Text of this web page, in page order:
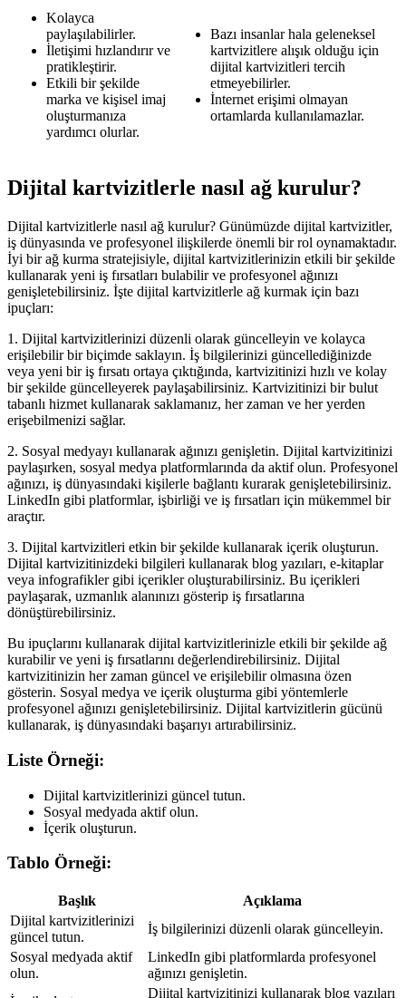
Kolayca
paylaşılabilirler.
İletişimi hızlandırır ve
pratikleştirir.
Etkili bir şekilde
marka ve kişisel imaj
oluşturmanıza
yardımcı olurlar.
Bazı insanlar hala geleneksel
kartvizitlere alışık olduğu için
dijital kartvizitleri tercih
etmeyebilirler.
İnternet erişimi olmayan
ortamlarda kullanılamazlar.
Dijital kartvizitlerle nasıl ağ kurulur?
Dijital kartvizitlerle nasıl ağ kurulur? Günümüzde dijital kartvizitler,
iş dünyasında ve profesyonel ilişkilerde önemli bir rol oynamaktadır.
İyi bir ağ kurma stratejisiyle, dijital kartvizitlerinizin etkili bir şekilde
kullanarak yeni iş fırsatları bulabilir ve profesyonel ağınızı
genişletebilirsiniz. İşte dijital kartvizitlerle ağ kurmak için bazı
ipuçları:
1. Dijital kartvizitlerinizi düzenli olarak güncelleyin ve kolayca
erişilebilir bir biçimde saklayın. İş bilgilerinizi güncellediğinizde
veya yeni bir iş fırsatı ortaya çıktığında, kartvizitinizi hızlı ve kolay
bir şekilde güncelleyerek paylaşabilirsiniz. Kartvizitinizi bir bulut
tabanlı hizmet kullanarak saklamanız, her zaman ve her yerden
erişebilmenizi sağlar.
2. Sosyal medyayı kullanarak ağınızı genişletin. Dijital kartvizitinizi
paylaşırken, sosyal medya platformlarında da aktif olun. Profesyonel
ağınızı, iş dünyasındaki kişilerle bağlantı kurarak genişletebilirsiniz.
LinkedIn gibi platformlar, işbirliği ve iş fırsatları için mükemmel bir
araçtır.
3. Dijital kartvizitleri etkin bir şekilde kullanarak içerik oluşturun.
Dijital kartvizitinizdeki bilgileri kullanarak blog yazıları, e-kitaplar
veya infografikler gibi içerikler oluşturabilirsiniz. Bu içerikleri
paylaşarak, uzmanlık alanınızı gösterip iş fırsatlarına
dönüştürebilirsiniz.
Bu ipuçlarını kullanarak dijital kartvizitlerinizle etkili bir şekilde ağ
kurabilir ve yeni iş fırsatlarını değerlendirebilirsiniz. Dijital
kartvizitinizin her zaman güncel ve erişilebilir olmasına özen
gösterin. Sosyal medya ve içerik oluşturma gibi yöntemlerle
profesyonel ağınızı genişletebilirsiniz. Dijital kartvizitlerin gücünü
kullanarak, iş dünyasındaki başarıyı artırabilirsiniz.
Liste Örneği:
Dijital kartvizitlerinizi güncel tutun.
Sosyal medyada aktif olun.
İçerik oluşturun.
Tablo Örneği:
Başlık
Açıklama
Dijital kartvizitlerinizi
güncel tutun.
İş bilgilerinizi düzenli olarak güncelleyin.
Sosyal medyada aktif
olun.
LinkedIn gibi platformlarda profesyonel
ağınızı genişletin.
Dijital kartvizitinizi kullanarak blog yazıları